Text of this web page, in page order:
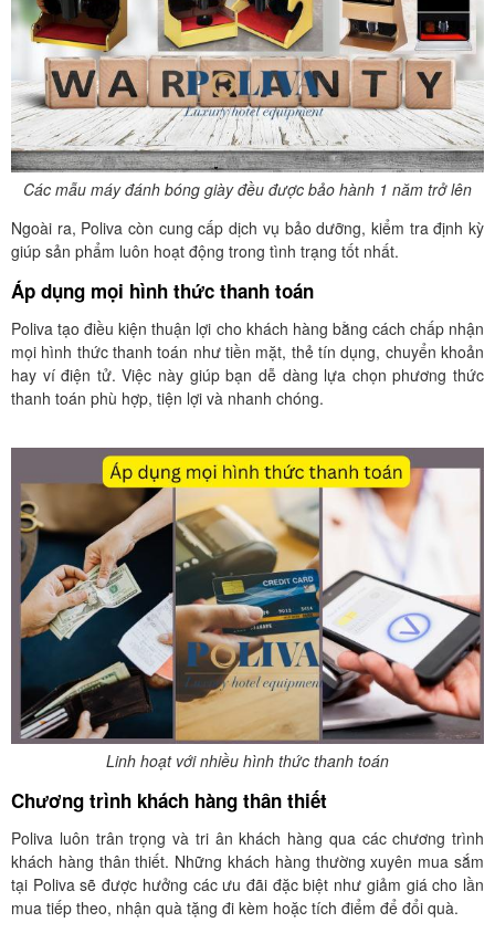
Các mẫu máy đánh bóng giày đều được bảo hành 1 năm trở lên
Ngoài ra, Poliva còn cung cấp dịch vụ bảo dưỡng, kiểm tra định kỳ
giúp sản phẩm luôn hoạt động trong tình trạng tốt nhất.
Áp dụng mọi hình thức thanh toán
Poliva tạo điều kiện thuận lợi cho khách hàng bằng cách chấp nhận
mọi hình thức thanh toán như tiền mặt, thẻ tín dụng, chuyển khoản
hay ví điện tử. Việc này giúp bạn dễ dàng lựa chọn phương thức
thanh toán phù hợp, tiện lợi và nhanh chóng.
Linh hoạt với nhiều hình thức thanh toán
Chương trình khách hàng thân thiết
Poliva luôn trân trọng và tri ân khách hàng qua các chương trình
khách hàng thân thiết. Những khách hàng thường xuyên mua sắm
tại Poliva sẽ được hưởng các ưu đãi đặc biệt như giảm giá cho lần
mua tiếp theo, nhận quà tặng đi kèm hoặc tích điểm để đổi quà.